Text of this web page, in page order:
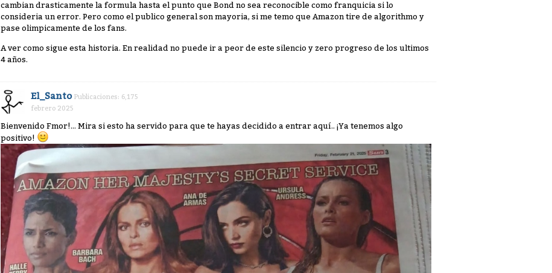
cambian drasticamente la formula hasta el punto que Bond no sea reconocible como franquicia si lo
consideria un error. Pero como el publico general son mayoria, si me temo que Amazon tire de algorithmo y
pase olimpicamente de los fans.
A ver como sigue esta historia. En realidad no puede ir a peor de este silencio y zero progreso de los ultimos
4 años.
El_Santo Publicaciones: 6,175
febrero 2025
Bienvenido Fmor!... Mira si esto ha servido para que te hayas decidido a entrar aquí.. ¡Ya tenemos algo
positivo!